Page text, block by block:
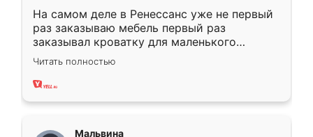
На самом деле в Ренессанс уже не первый
раз заказываю мебель первый раз
заказывал кроватку для маленького
ребёнка при его рождении ,во второй раз
заказал шкаф-купе. По качеству очень
хорошее сборка достаточно быстрая,
Читать полностью
Мальвина